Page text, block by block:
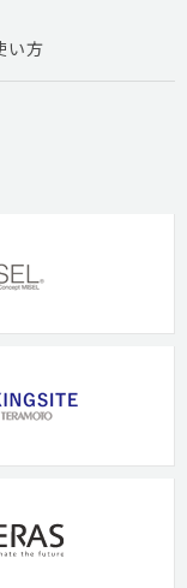
い方